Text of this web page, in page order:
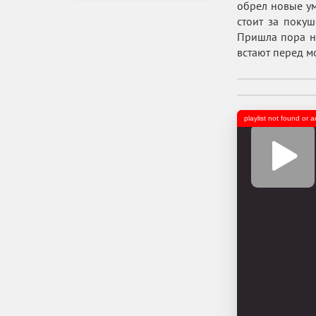
обрел новые
стоит за
Пришла пора
встают перед
playlist not found or